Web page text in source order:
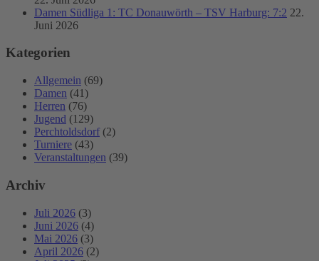
Damen Südliga 1: TC Donauwörth – TSV Harburg: 7:2 22.
Juni 2026
Kategorien
Allgemein (69)
Damen (41)
Herren (76)
Jugend (129)
Perchtoldsdorf (2)
Turniere (43)
Veranstaltungen (39)
Archiv
Juli 2026 (3)
Juni 2026 (4)
Mai 2026 (3)
April 2026 (2)